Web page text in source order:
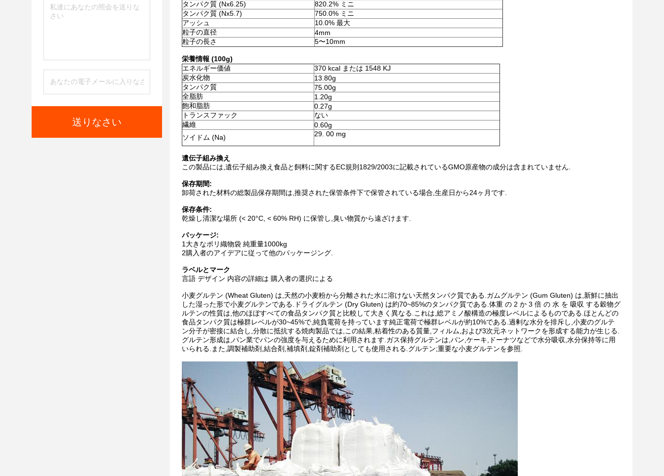
送りなさい
タンパク質 (Nx6.25)
820.2% ミニ
タンパク質 (Nx5.7)
750.0% ミニ
アッシュ
10.0% 最大
粒子の直径
4mm
粒子の長さ
5〜10mm
栄養情報 (100g)
エネルギー価値
370 kcal または 1548 KJ
炭水化物
13.80g
タンパク質
75.00g
全脂肪
1.20g
飽和脂肪
0.27g
トランスファック
ない
繊維
0.60g
ソイドム (Na)
29. 00 mg
遺伝子組み換え
この製品には,遺伝子組み換え食品と飼料に関するEC規則1829/2003に記載されているGMO原産物の成分は含まれていません.
保存期間:
卸荷された材料の総製品保存期間は,推奨された保管条件下で保管されている場合,生産日から24ヶ月です.
保存条件:
乾燥し清潔な場所 (< 20°C, < 60% RH) に保管し,臭い物質から遠ざけます.
パッケージ:
1大きなポリ織物袋 純重量1000kg
2購入者のアイデアに従って他のパッケージング.
ラベルとマーク
言語 デザイン 内容の詳細は 購入者の選択による
小麦グルテン (Wheat Gluten) は,天然の小麦粉から分離された水に溶けない天然タンパク質である.ガムグルテン (Gum Gluten) は,新鮮に抽出
した湿った形で小麦グルテンである.ドライグルテン (Dry Gluten) は約70~85%のタンパク質である.体重 の 2 か 3 倍 の 水 を 吸収 する穀物グ
ルテンの性質は,他のほぼすべての食品タンパク質と比較して大きく異なる.これは,総アミノ酸構造の極度レベルによるものである.ほとんどの
食品タンパク質は極群レベルが30~45%で,純負電荷を持っています純正電荷で極群レベルが約10%である.過剰な水分を排斥し,小麦のグルテ
ン分子が密接に結合し,分散に抵抗する焼肉製品では,この結果,粘着性のある質量,フィルム,および3次元ネットワークを形成する能力が生じる.
グルテン形成は,パン業でパンの強度を与えるために利用されます.ガス保持グルテンは,パン,ケーキ,ドーナツなどで水分吸収,水分保持等に用
いられる.また,調製補助剤,結合剤,補填剤,錠剤補助剤としても使用される.グルテン;重要な小麦グルテンを参照.